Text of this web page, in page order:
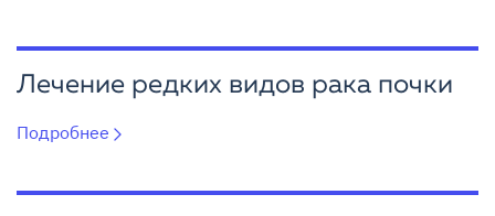
Лечение редких видов рака почки
Подробнее